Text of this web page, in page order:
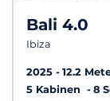
Bali 4.0
Ibiza
2025
12.2
5 Kabinen
8